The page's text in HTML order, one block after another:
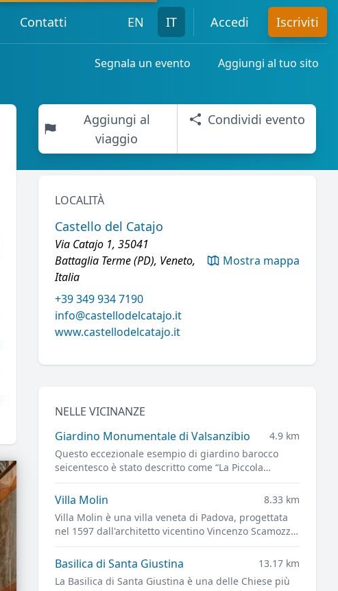
Contatti EN IT Accedi Iscriviti
Segnala un evento Aggiungi al tuo sito
Aggiungi al
viaggio
Condividi evento
LOCALITÀ
Castello del Catajo
Via Catajo 1, 35041
Battaglia Terme (PD), Veneto,
Italia
Mostra mappa
+39 349 934 7190
info@castellodelcatajo.it
www.castellodelcatajo.it
NELLE VICINANZE
Giardino Monumentale di Valsanzibio
4.9 km
Questo eccezionale esempio di giardino barocco
seicentesco è stato descritto come “La Piccola
Versailles - La Perla dei Colli Euganei”
Villa Molin
8.33 km
Villa Molin è una villa veneta di Padova, progettata
nel 1597 dall'architetto vicentino Vincenzo Scamozzi
(1548 – 1616), architetto, scenografo, trattatista di
ampia cultura operante a Vicenza e nell'area
veneziana, dove fu la figura più importante tra
Andrea Palladio e Baldassare Longhena.
Basilica di Santa Giustina
13.17 km
La Basilica di Santa Giustina è una delle Chiese più